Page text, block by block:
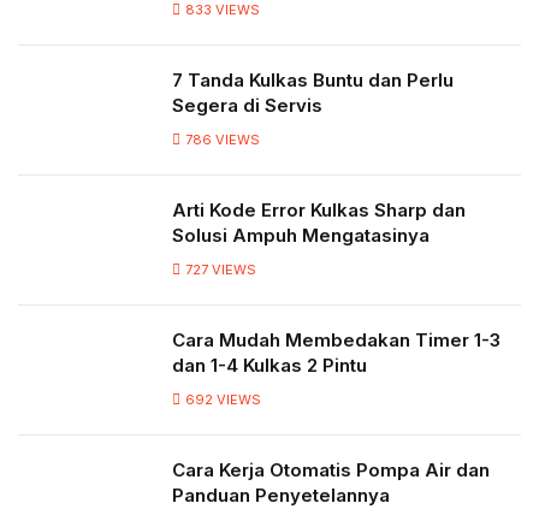
833 VIEWS
7 Tanda Kulkas Buntu dan Perlu
Segera di Servis
786 VIEWS
Arti Kode Error Kulkas Sharp dan
Solusi Ampuh Mengatasinya
727 VIEWS
Cara Mudah Membedakan Timer 1-3
dan 1-4 Kulkas 2 Pintu
692 VIEWS
Cara Kerja Otomatis Pompa Air dan
Panduan Penyetelannya